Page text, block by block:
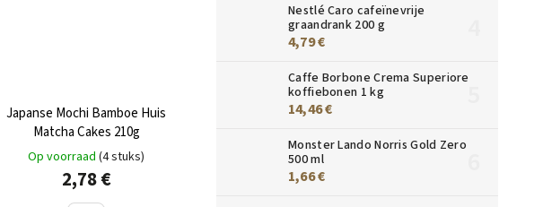
Nestlé Caro cafeïnevrije
graandrank 200 g
4,79 €
Caffe Borbone Crema Superiore
koffiebonen 1 kg
14,46 €
Monster Lando Norris Gold Zero
500 ml
1,66 €
Japanse Mochi Bamboe Huis
Matcha Cakes 210g
Op voorraad (4 stuks)
2,78 €